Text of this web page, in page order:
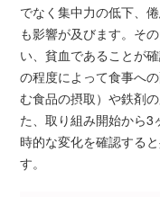
でなく集中力の低下、
も影響が及びます。そ
い、貧血であることが
の程度によって食事へ
む食品の摂取）や鉄剤
た、取り組み開始から3
時的な変化を確認する
す。